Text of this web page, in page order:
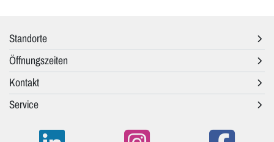
Standorte
Öffnungszeiten
Kontakt
Service